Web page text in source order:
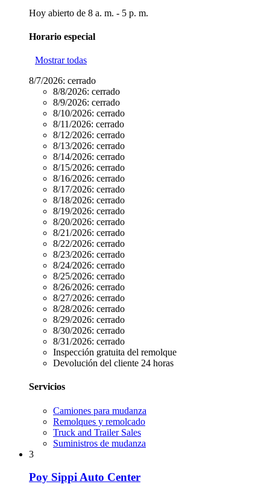
Hoy abierto de 8 a. m. - 5 p. m.
Horario especial
Mostrar todas
8/7/2026: cerrado
8/8/2026: cerrado
8/9/2026: cerrado
8/10/2026: cerrado
8/11/2026: cerrado
8/12/2026: cerrado
8/13/2026: cerrado
8/14/2026: cerrado
8/15/2026: cerrado
8/16/2026: cerrado
8/17/2026: cerrado
8/18/2026: cerrado
8/19/2026: cerrado
8/20/2026: cerrado
8/21/2026: cerrado
8/22/2026: cerrado
8/23/2026: cerrado
8/24/2026: cerrado
8/25/2026: cerrado
8/26/2026: cerrado
8/27/2026: cerrado
8/28/2026: cerrado
8/29/2026: cerrado
8/30/2026: cerrado
8/31/2026: cerrado
Inspección gratuita del remolque
Devolución del cliente 24 horas
Servicios
Camiones para mudanza
Remolques y remolcado
Truck and Trailer Sales
Suministros de mudanza
3
Poy Sippi Auto Center